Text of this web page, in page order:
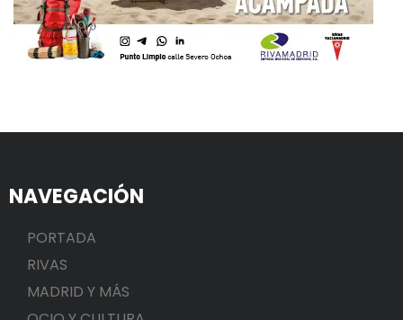
NAVEGACIÓN
PORTADA
RIVAS
MADRID Y MÁS